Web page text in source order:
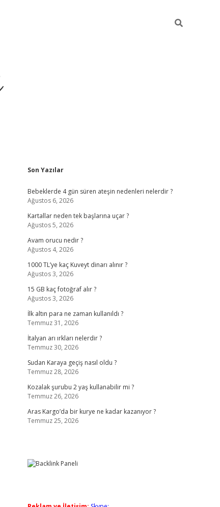
Sidebar
Son Yazılar
Bebeklerde 4 gün süren ateşin nedenleri nelerdir ?
Ağustos 6, 2026
Kartallar neden tek başlarına uçar ?
Ağustos 5, 2026
Avam orucu nedir ?
Ağustos 4, 2026
1000 TL’ye kaç Kuveyt dinarı alınır ?
Ağustos 3, 2026
15 GB kaç fotoğraf alır ?
Ağustos 3, 2026
İlk altın para ne zaman kullanıldı ?
Temmuz 31, 2026
İtalyan arı ırkları nelerdir ?
Temmuz 30, 2026
Sudan Karaya geçiş nasıl oldu ?
Temmuz 28, 2026
Kozalak şurubu 2 yaş kullanabilir mi ?
Temmuz 26, 2026
Aras Kargo’da bir kurye ne kadar kazanıyor ?
Temmuz 25, 2026